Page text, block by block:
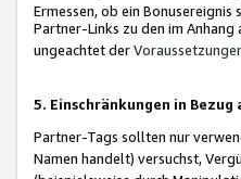
Ermessen, ob ein
Partner-Links zu den im
ungeachtet der
5. Einschränkungen in
Partner-Tags sollten nur
Namen handelt) versuchst,